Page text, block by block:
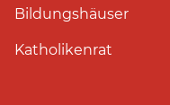
Bildungshäuser
Katholikenrat